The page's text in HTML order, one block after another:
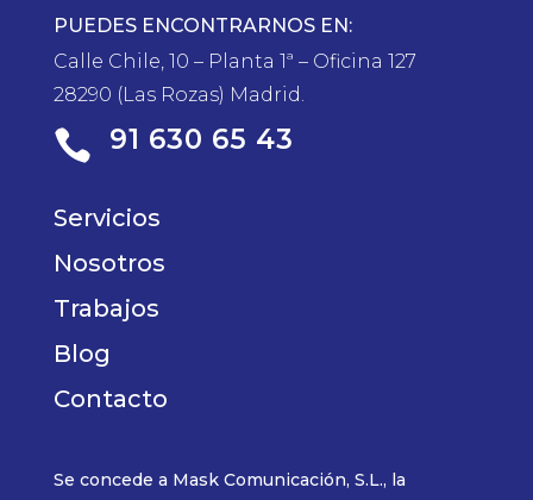
PUEDES ENCONTRARNOS EN:
Calle Chile, 10 – Planta 1ª – Oficina 127
28290 (Las Rozas) Madrid.
 91 630 65 43
Servicios
Nosotros
Trabajos
Blog
Contacto
Se concede a Mask Comunicación, S.L., la